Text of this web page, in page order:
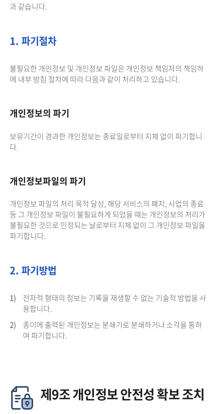
과 같습니다.
1. 파기절차
불필요한 개인정보 및 개인정보 파일은 개인정보 책임자의 책임하
에 내부 방침 절차에 따라 다음과 같이 처리하고 있습니다.
개인정보의 파기
보유기간이 경과한 개인정보는 종료일로부터 지체 없이 파기합니
다.
개인정보파일의 파기
개인정보 파일의 처리 목적 달성, 해당 서비스의 폐지, 사업의 종료
등 그 개인정보 파일이 불필요하게 되었을 때는 개인정보의 처리가
불필요한 것으로 인정되는 날로부터 지체 없이 그 개인정보 파일을
파기합니다.
2. 파기방법
1)
전자적 형태의 정보는 기록을 재생할 수 없는 기술적 방법을 사
용합니다.
2)
종이에 출력된 개인정보는 분쇄기로 분쇄하거나 소각을 통하
여 파기합니다.
제9조 개인정보 안전성 확보 조치